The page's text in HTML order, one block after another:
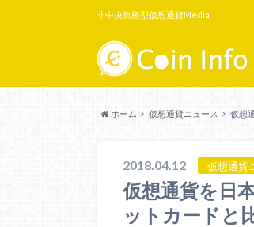
非中央集権型仮想通貨Media
ホーム 仮想通貨ニュース 仮想
2018.04.12 仮想通貨
仮想通貨を日
ットカードと